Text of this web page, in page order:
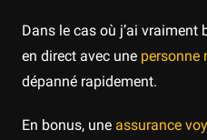
Dans le cas où j’ai vraiment
en direct avec une personne
dépanné rapidement.
En bonus, une assurance